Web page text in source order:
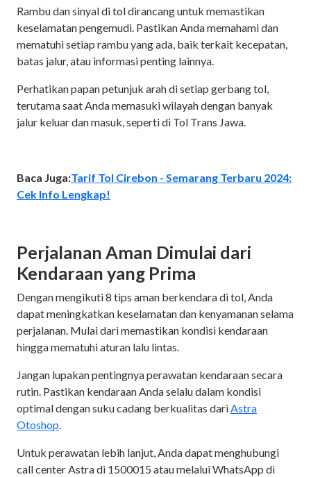
Rambu dan sinyal di tol dirancang untuk memastikan
keselamatan pengemudi. Pastikan Anda memahami dan
mematuhi setiap rambu yang ada, baik terkait kecepatan,
batas jalur, atau informasi penting lainnya.
Perhatikan papan petunjuk arah di setiap gerbang tol,
terutama saat Anda memasuki wilayah dengan banyak
jalur keluar dan masuk, seperti di Tol Trans Jawa.
Baca Juga:Tarif Tol Cirebon - Semarang Terbaru 2024:
Cek Info Lengkap!
Perjalanan Aman Dimulai dari
Kendaraan yang Prima
Dengan mengikuti 8 tips aman berkendara di tol, Anda
dapat meningkatkan keselamatan dan kenyamanan selama
perjalanan. Mulai dari memastikan kondisi kendaraan
hingga mematuhi aturan lalu lintas.
Jangan lupakan pentingnya perawatan kendaraan secara
rutin. Pastikan kendaraan Anda selalu dalam kondisi
optimal dengan suku cadang berkualitas dariAstra
Otoshop.
Untuk perawatan lebih lanjut, Anda dapat menghubungi
call center Astra di 1500015 atau melalui WhatsApp di